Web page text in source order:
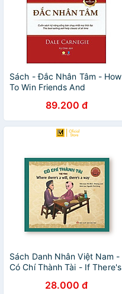
Sách - Đắc Nhân Tâm - How
To Win Friends And
Ngữ Việt-Anh89.200 đ
Sách Danh Nhân Việt Nam -
Có Chí Thành Tài - If There's
Ngữ Anh - Việt)
28.000 đ